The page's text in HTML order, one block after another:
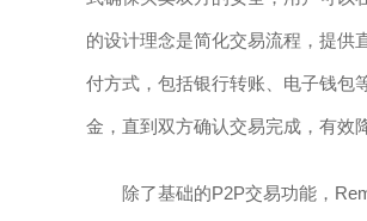
的设计理念是简化交易流程，提供
付方式，包括银行转账、电子钱包
金，直到双方确认交易完成，有效
除了基础的P2P交易功能，